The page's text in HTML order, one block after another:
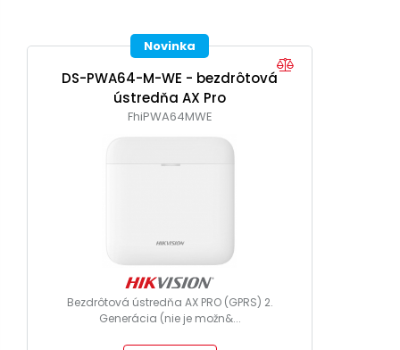
Novinka
DS-PWA64-M-WE - bezdrôtová
ústredňa AX Pro
FhiPWA64MWE
Bezdrôtová ústredňa AX PRO (GPRS) 2.
Generácia (nie je možn&...